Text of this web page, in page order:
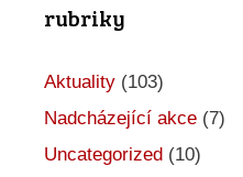
rubriky
Aktuality (103)
Nadcházející akce (7)
Uncategorized (10)